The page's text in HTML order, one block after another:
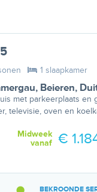
1 slaapkamer
, Beieren,
met parkeerplaats en
televisie, oven en
Midweek
vanaf
€
BEKROONDE